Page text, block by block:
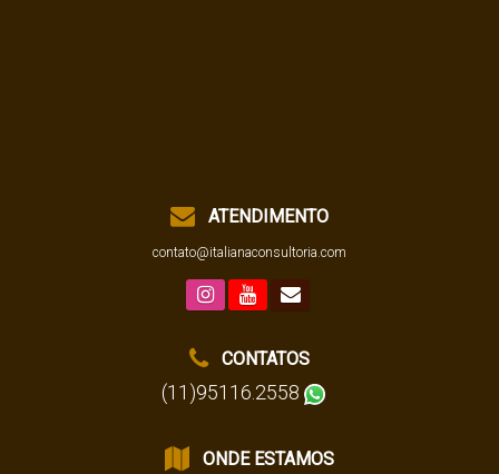
ATENDIMENTO
contato@italianaconsultoria.com
CONTATOS
(11)95116.2558
ONDE ESTAMOS